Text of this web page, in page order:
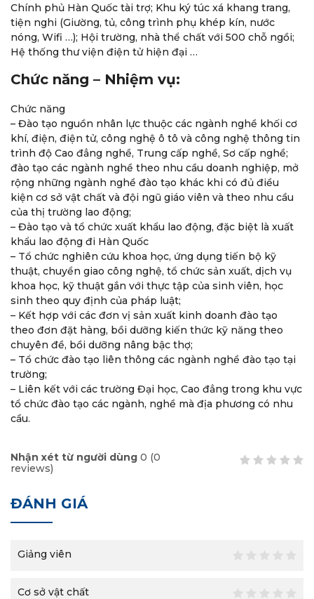
Chính phủ Hàn Quốc tài trợ; Khu ký túc xá khang trang,
tiện nghi (Giường, tủ, công trình phụ khép kín, nước
nóng, Wifi …); Hội trường, nhà thể chất với 500 chỗ ngồi;
Hệ thống thư viện điện tử hiện đại …
Chức năng – Nhiệm vụ:
Chức năng
– Đào tạo nguồn nhân lực thuộc các ngành nghề khối cơ
khí, điện, điện tử, công nghệ ô tô và công nghệ thông tin
trình độ Cao đẳng nghề, Trung cấp nghề, Sơ cấp nghề;
đào tạo các ngành nghề theo nhu cầu doanh nghiệp, mở
rộng những ngành nghề đào tạo khác khi có đủ điều
kiện cơ sở vật chất và đội ngũ giáo viên và theo nhu cầu
của thị trường lao động;
– Đào tạo và tổ chức xuất khẩu lao động, đặc biệt là xuất
khẩu lao động đi Hàn Quốc
– Tổ chức nghiên cứu khoa học, ứng dụng tiến bộ kỹ
thuật, chuyển giao công nghệ, tổ chức sản xuất, dịch vụ
khoa học, kỹ thuật gắn với thực tập của sinh viên, học
sinh theo quy định của pháp luật;
– Kết hợp với các đơn vị sản xuất kinh doanh đào tạo
theo đơn đặt hàng, bồi dưỡng kiến thức kỹ năng theo
chuyên đề, bồi dưỡng nâng bậc thợ;
– Tổ chức đào tạo liên thông các ngành nghề đào tạo tại
trường;
– Liên kết với các trường Đại học, Cao đẳng trong khu vực
tổ chức đào tạo các ngành, nghề mà địa phương có nhu
cầu.
Nhận xét từ người dùng 0 (0
reviews)
ĐÁNH GIÁ
Giảng viên
Cơ sở vật chất